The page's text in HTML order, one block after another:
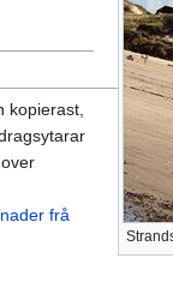
kopierast,
frå